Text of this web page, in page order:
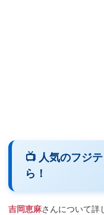
📺 人気のフジ
ら！
吉岡恵麻さんについて詳